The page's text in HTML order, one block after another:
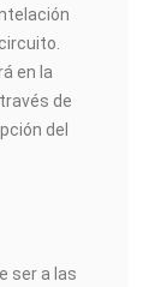
en la
de
del
ser a las